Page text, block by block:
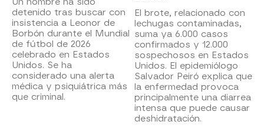
detenido tras buscar con
insistencia a Leonor de
Borbón durante el Mundial
de fútbol de 2026
celebrado en Estados
Unidos. Se ha
considerado una alerta
médica y psiquiátrica más
que criminal.
El brote, relacionado con
lechugas contaminadas,
suma ya 6.000 casos
confirmados y 12.000
sospechosos en Estados
Unidos. El epidemiólogo
Salvador Peiró explica que
la enfermedad provoca
principalmente una diarrea
intensa que puede causar
deshidratación.